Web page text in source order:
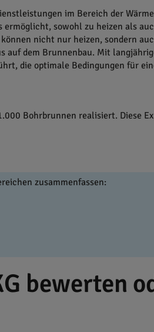
im Bereich der
sowohl zu heizen als
nicht nur heizen, sondern
dem Brunnenbau. Mit
die optimale Bedingungen für
Bohrbrunnen realisiert. Diese
zusammenfassen:
bewerten